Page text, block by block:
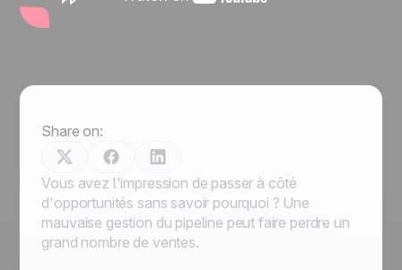
Share on:
Vous avez l'impression de passer à côté
d'opportunités sans savoir pourquoi ? Une
mauvaise gestion du pipeline peut faire perdre un
grand nombre de ventes.